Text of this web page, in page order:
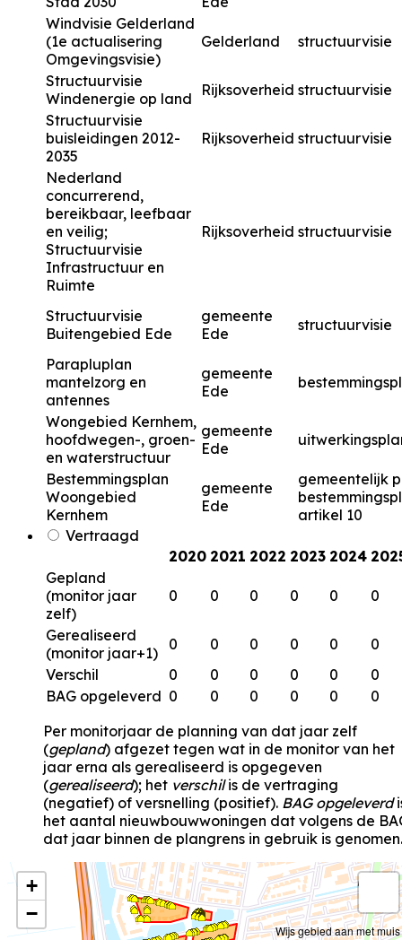
Windvisie Gelderland
(1e actualisering
Omgevingsvisie)
Gelderland structuurvisie
Structuurvisie
Windenergie op land
Rijksoverheid structuurvisie
Structuurvisie
buisleidingen 2012-
2035
Rijksoverheid structuurvisie
Nederland
concurrerend,
bereikbaar, leefbaar
en veilig;
Structuurvisie
Infrastructuur en
Ruimte
Rijksoverheid structuurvisie
Structuurvisie
Buitengebied Ede
gemeente
Ede
structuurvisie
Parapluplan
mantelzorg en
antennes
gemeente
Ede
Wongebied Kernhem,
hoofdwegen-, groen-
en waterstructuur
gemeente
Ede
Bestemmingsplan
Woongebied
Kernhem
gemeente
Ede
gemeentelijk
artikel 10
Vertraagd
2020 2021 2022 2023 2024
Gepland
(monitor jaar
zelf)
0 0 0 0 0 0
Gerealiseerd
(monitor jaar+1)
0 0 0 0 0
0
Verschil
0 0 0 0 0
0
BAG opgeleverd 0 0 0 0 0
0
Per monitorjaar de planning van dat jaar zelf
(gepland) afgezet tegen wat in de monitor van het
jaar erna als gerealiseerd is opgegeven
(gerealiseerd); het verschilis de vertraging
(negatief) of versnelling (positief). BAG opgeleverd
het aantal nieuwbouwwoningen dat volgens de
dat jaar binnen de plangrens in gebruik is genomen.
+
−
Wijs gebied aan met muis